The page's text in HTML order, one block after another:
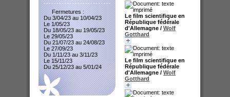
Le film scientifique en
République fédérale
d'Allemagne / Wolf
Gotthard
Le film scientifique en
République fédérale
d'Allemagne / Wolf
Gotthard
Fermetures :
Du 3/04/23 au 10/04/23
Le 1/05/23
Du 18/05/23 au 19/05/23
Le 29/05/23
Du 21/07/23 au 24/08/23
Le 27/09/23
Du 1/11/23 au 3/11/23
Le 15/11/23
Du 25/12/23 au 5/01/24